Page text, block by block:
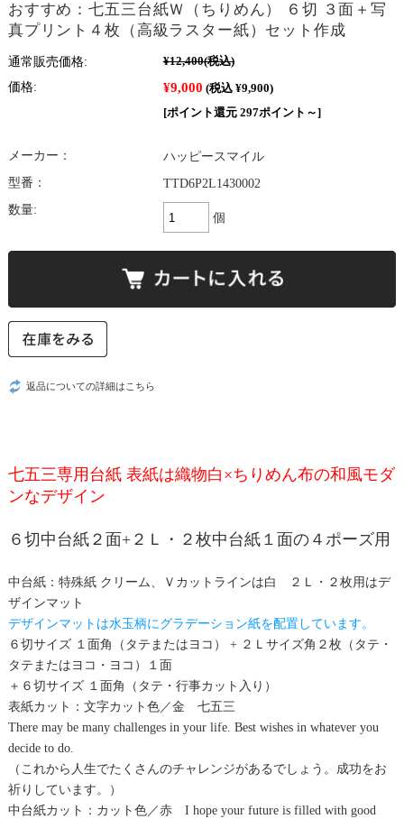
おすすめ：七五三台紙Ｗ（ちりめん） ６切 ３面＋写
真プリント４枚（高級ラスター紙）セット作成
通常販売価格: ¥12,400(税込)
価格: ¥9,000 (税込 ¥9,900)
[ポイント還元 297ポイント～]
メーカー：
ハッピースマイル
型番：
TTD6P2L1430002
数量:
個
返品についての詳細はこちら
七五三専用台紙 表紙は織物白×ちりめん布の和風モダ
ンなデザイン
６切中台紙２面+２Ｌ・２枚中台紙１面の４ポーズ用
中台紙：特殊紙 クリーム、Ｖカットラインは白 ２Ｌ・２枚用はデ
ザインマット
デザインマットは水玉柄にグラデーション紙を配置しています。
６切サイズ １面角（タテまたはヨコ） + ２Ｌサイズ角２枚（タテ・
タテまたはヨコ・ヨコ）１面
＋６切サイズ １面角（タテ・行事カット入り）
表紙カット：文字カット色／金 七五三
There may be many challenges in your life. Best wishes in whatever you
decide to do.
（これから人生でたくさんのチャレンジがあるでしょう。成功をお
祈りしています。）
中台紙カット：カット色／赤 I hope your future is filled with good